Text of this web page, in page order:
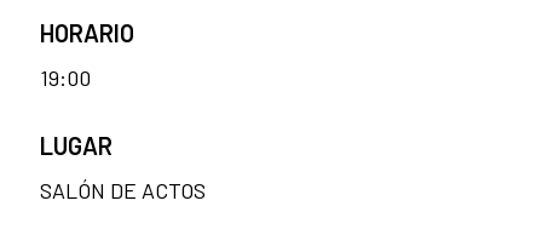
HORARIO
19:00
LUGAR
SALÓN DE ACTOS